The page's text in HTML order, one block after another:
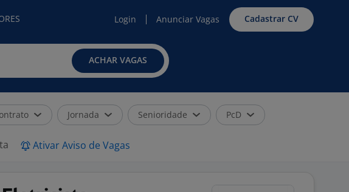
Login Anunciar Vagas Cadastrar CV
ACHAR VAGAS
Jornada Senioridade PcD
Ativar Aviso de Vagas